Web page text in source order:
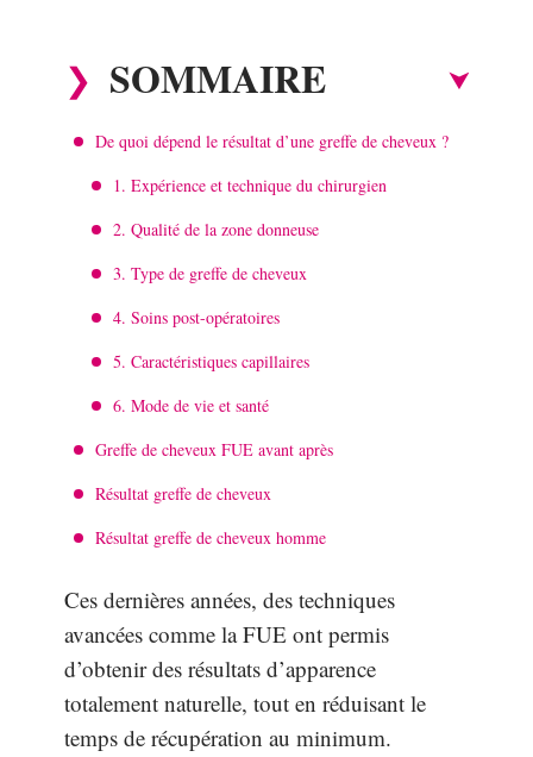
SOMMAIRE
De quoi dépend le résultat d’une greffe de cheveux ?
1. Expérience et technique du chirurgien
2. Qualité de la zone donneuse
3. Type de greffe de cheveux
4. Soins post-opératoires
5. Caractéristiques capillaires
6. Mode de vie et santé
Greffe de cheveux FUE avant après
Résultat greffe de cheveux
Résultat greffe de cheveux homme
Ces dernières années, des techniques
avancées comme la FUE ont permis
d’obtenir des résultats d’apparence
totalement naturelle, tout en réduisant le
temps de récupération au minimum.